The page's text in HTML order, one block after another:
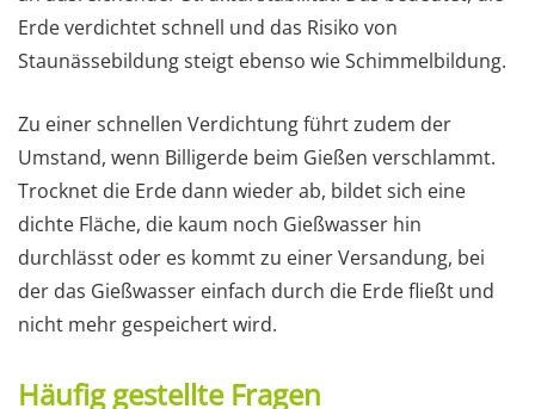
Erde verdichtet schnell und das Risiko von
Staunässebildung steigt ebenso wie Schimmelbildung.
Zu einer schnellen Verdichtung führt zudem der
Umstand, wenn Billigerde beim Gießen verschlammt.
Trocknet die Erde dann wieder ab, bildet sich eine
dichte Fläche, die kaum noch Gießwasser hin
durchlässt oder es kommt zu einer Versandung, bei
der das Gießwasser einfach durch die Erde fließt und
nicht mehr gespeichert wird.
Häufig gestellte Fragen